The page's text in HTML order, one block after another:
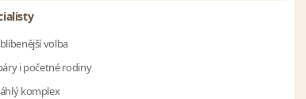
volba
i početné rodiny
komplex